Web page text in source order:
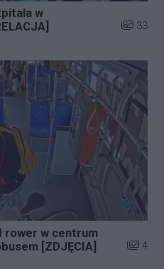
w
Liczba
33
rower w centrum
[ZDJĘCIA]
Liczba
4